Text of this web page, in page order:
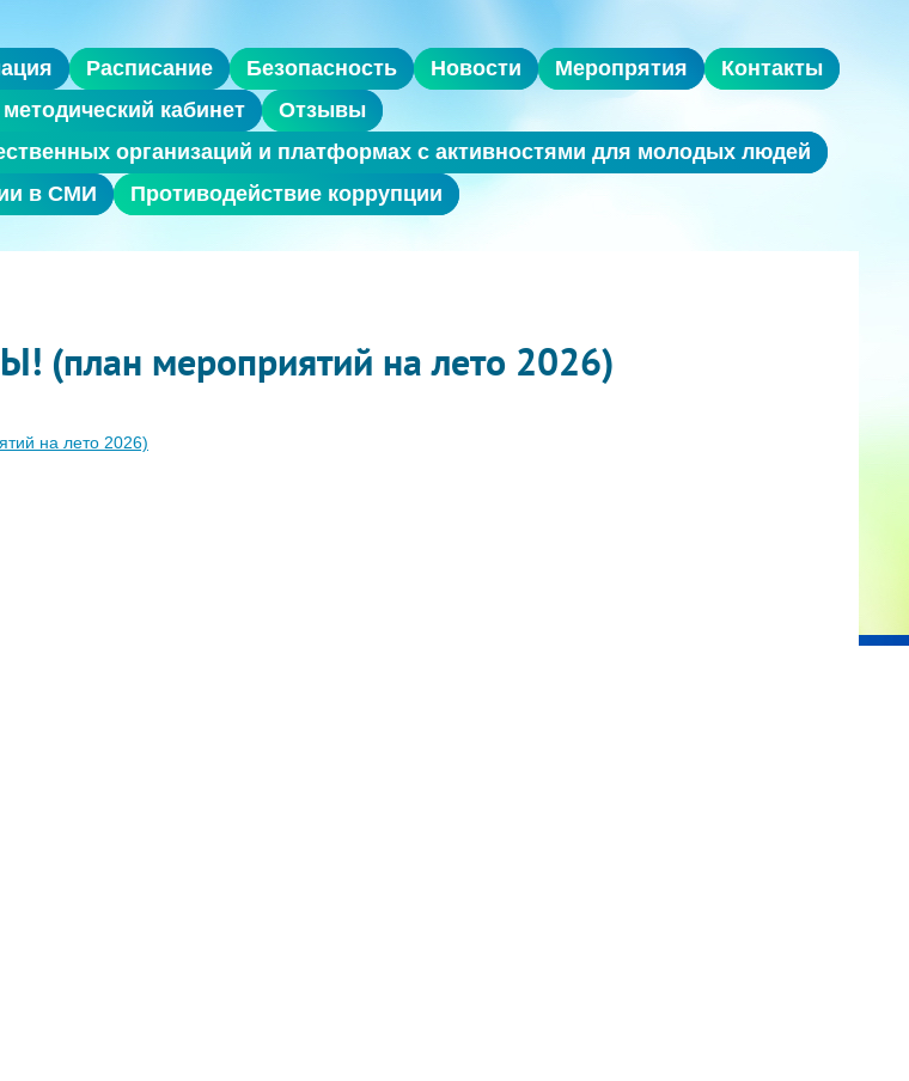
Расписание Безопасность Новости Меропрятия
Контакты
кабинет
Отзывы
организаций и платформах с активностями для молодых людей
в СМИ Противодействие коррупции
(план мероприятий на лето 2026)
на лето 2026)